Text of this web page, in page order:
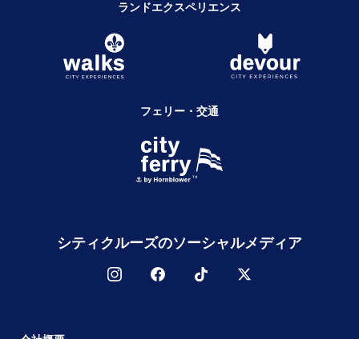
ランドエクスペリエンス
フェリー・交通
シティクルーズのソーシャルメディア